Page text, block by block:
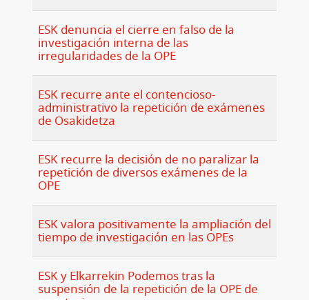
ESK denuncia el cierre en falso de la
investigación interna de las
irregularidades de la OPE
ESK recurre ante el contencioso-
administrativo la repetición de exámenes
de Osakidetza
ESK recurre la decisión de no paralizar la
repetición de diversos exámenes de la
OPE
ESK valora positivamente la ampliación del
tiempo de investigación en las OPEs
ESK y Elkarrekin Podemos tras la
suspensión de la repetición de la OPE de